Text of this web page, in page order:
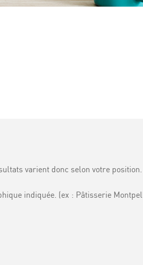
varient donc selon votre
indiquée. (ex : Pâtisserie